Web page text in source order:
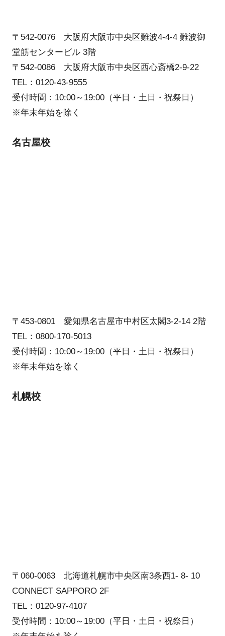
〒542-0076 大阪府大阪市中央区難波4-4-4 難波御
堂筋センタービル 3階
〒542-0086 大阪府大阪市中央区西心斎橋2-9-22
TEL：0120-43-9555
受付時間：10:00～19:00（平日・土日・祝祭日）
※年末年始を除く
名古屋校
〒453-0801 愛知県名古屋市中村区太閣3-2-14 2階
TEL：0800-170-5013
受付時間：10:00～19:00（平日・土日・祝祭日）
※年末年始を除く
札幌校
〒060-0063 北海道札幌市中央区南3条西1- 8- 10
CONNECT SAPPORO 2F
TEL：0120-97-4107
受付時間：10:00～19:00（平日・土日・祝祭日）